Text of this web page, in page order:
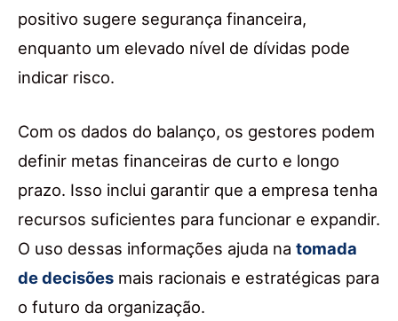
positivo sugere segurança financeira,
enquanto um elevado nível de dívidas pode
indicar risco.
Com os dados do balanço, os gestores podem
definir metas financeiras de curto e longo
prazo. Isso inclui garantir que a empresa tenha
recursos suficientes para funcionar e expandir.
O uso dessas informações ajuda na tomada
de decisões mais racionais e estratégicas para
o futuro da organização.